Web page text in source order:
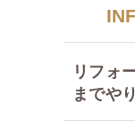
リフォ
までや